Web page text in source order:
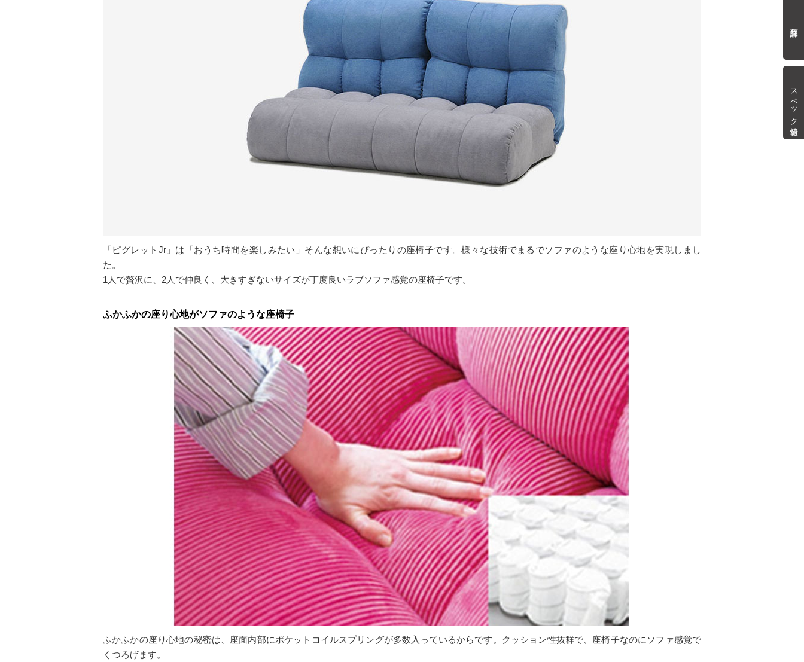
スペック情報
「ピグレットJr」は「おうち時間を楽しみたい」そんな想いにぴったりの座椅子です。様々な技術でまるでソファのような座り心地を実現しまし
た。
1人で贅沢に、2人で仲良く、大きすぎないサイズが丁度良いラブソファ感覚の座椅子です。
ふかふかの座り心地がソファのような座椅子
ふかふかの座り心地の秘密は、座面内部にポケットコイルスプリングが多数入っているからです。クッション性抜群で、座椅子なのにソファ感覚で
くつろげます。